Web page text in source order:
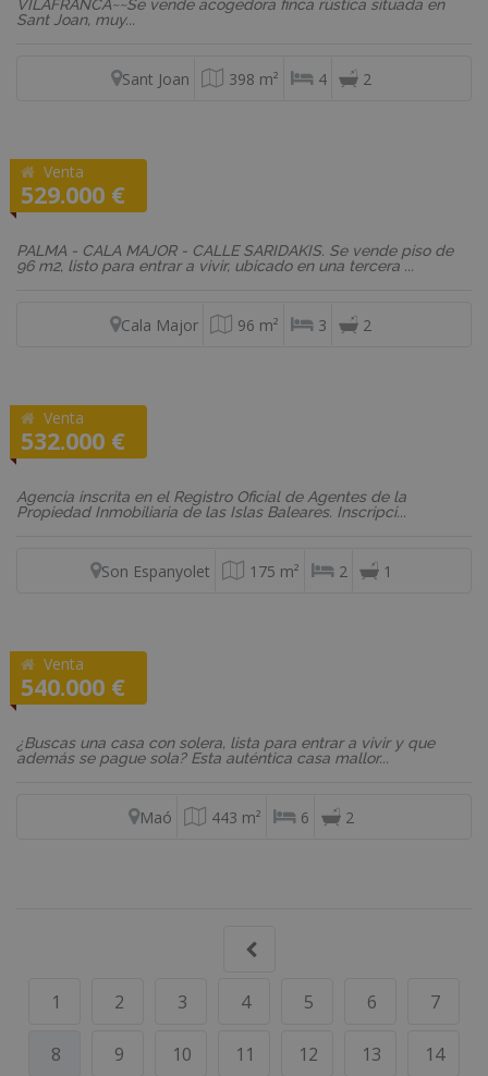
VILAFRANCA~~Se vende acogedora finca rústica situada en
Sant Joan, muy...
Sant Joan 398 m² 4 2
Venta
529.000 €
REF: 02305
Piso
PALMA - CALA MAJOR - CALLE SARIDAKIS. Se vende piso de
96 m2, listo para entrar a vivir, ubicado en una tercera ...
Cala Major 96 m² 3 2
Venta
532.000 €
REF: 556
Adosado
Agencia inscrita en el Registro Oficial de Agentes de la
Propiedad Inmobiliaria de las Islas Baleares. Inscripci...
Son Espanyolet 175 m² 2 1
Venta
540.000 €
REF: VD583
Casa
¿Buscas una casa con solera, lista para entrar a vivir y que
además se pague sola? Esta auténtica casa mallor...
Maó 443 m² 6 2
1 2 3 4 5 6 7
8 9 10 11 12 13 14